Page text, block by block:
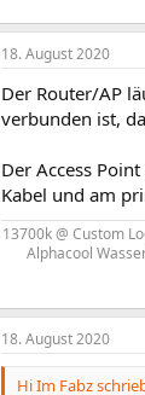
18. August 2020
Der Router/AP
verbunden ist,
Der Access
Kabel und am
13700k @ Custom
Alphacool
18. August 2020
Hi Im Fabz